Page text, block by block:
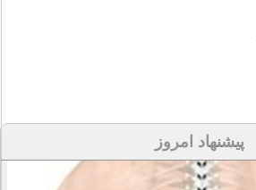
پیشنهاد امروز